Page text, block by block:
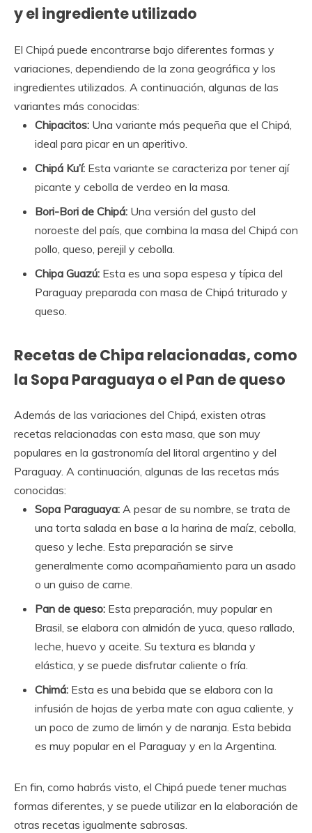
y el ingrediente utilizado
El Chipá puede encontrarse bajo diferentes formas y
variaciones, dependiendo de la zona geográfica y los
ingredientes utilizados. A continuación, algunas de las
variantes más conocidas:
Chipacitos: Una variante más pequeña que el Chipá,
ideal para picar en un aperitivo.
Chipá Ku’í: Esta variante se caracteriza por tener ají
picante y cebolla de verdeo en la masa.
Bori-Bori de Chipá: Una versión del gusto del
noroeste del país, que combina la masa del Chipá con
pollo, queso, perejil y cebolla.
Chipa Guazú: Esta es una sopa espesa y típica del
Paraguay preparada con masa de Chipá triturado y
queso.
Recetas de Chipa relacionadas, como
la Sopa Paraguaya o el Pan de queso
Además de las variaciones del Chipá, existen otras
recetas relacionadas con esta masa, que son muy
populares en la gastronomía del litoral argentino y del
Paraguay. A continuación, algunas de las recetas más
conocidas:
Sopa Paraguaya: A pesar de su nombre, se trata de
una torta salada en base a la harina de maíz, cebolla,
queso y leche. Esta preparación se sirve
generalmente como acompañamiento para un asado
o un guiso de carne.
Pan de queso: Esta preparación, muy popular en
Brasil, se elabora con almidón de yuca, queso rallado,
leche, huevo y aceite. Su textura es blanda y
elástica, y se puede disfrutar caliente o fría.
Chimá: Esta es una bebida que se elabora con la
infusión de hojas de yerba mate con agua caliente, y
un poco de zumo de limón y de naranja. Esta bebida
es muy popular en el Paraguay y en la Argentina.
En fin, como habrás visto, el Chipá puede tener muchas
formas diferentes, y se puede utilizar en la elaboración de
otras recetas igualmente sabrosas.